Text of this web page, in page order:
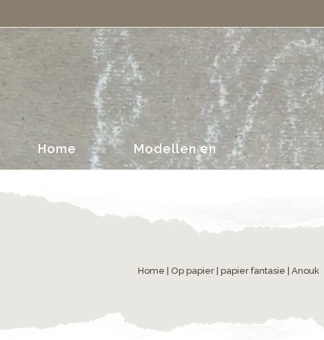
Home Modellen en
Home Op papier papier fantasie | Anouk